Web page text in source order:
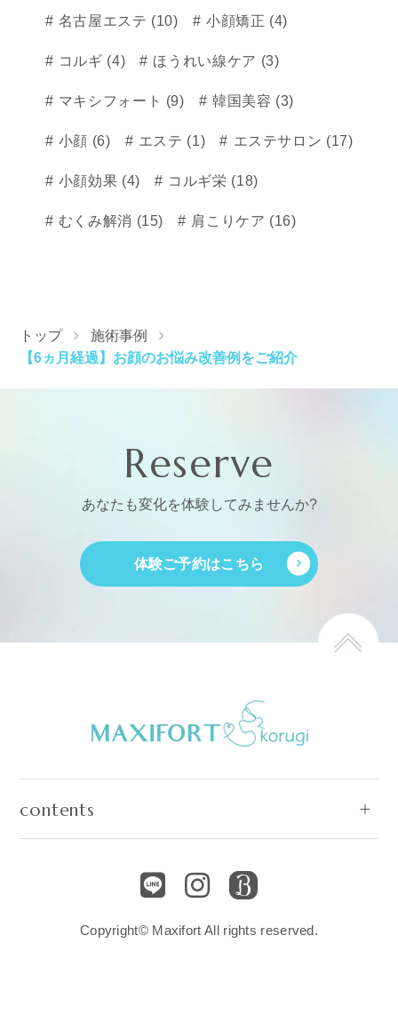
名古屋エステ (10) 小顔矯正 (4)
コルギ (4) ほうれい線ケア (3)
マキシフォート (9) 韓国美容 (3)
小顔 (6) エステ (1) エステサロン (17)
小顔効果 (4) コルギ栄 (18)
むくみ解消 (15) 肩こりケア (16)
トップ
施術事例
【6ヵ月経過】お顔のお悩み改善例をご紹介
Reserve
あなたも変化を体験してみませんか?
体験ご予約はこちら
contents
Copyright© Maxifort All rights reserved.